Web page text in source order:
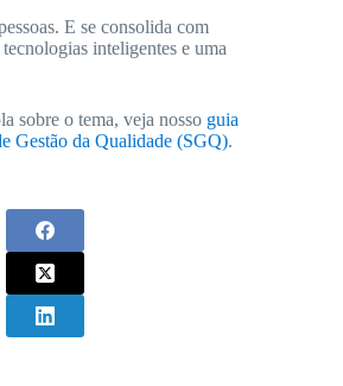
E se consolida com
inteligentes e uma
sobre o tema, veja nosso guia
Gestão da Qualidade (SGQ).